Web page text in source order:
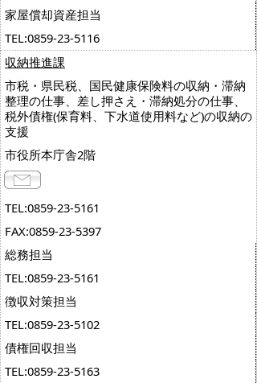
家屋償却資産担当
TEL:0859-23-5116
収納推進課
市税・県民税、国民健康保険料の収納・滞納
整理の仕事、差し押さえ・滞納処分の仕事、
税外債権(保育料、下水道使用料など)の収納の
支援
市役所本庁舎2階
TEL:0859-23-5161
FAX:0859-23-5397
総務担当
TEL:0859-23-5161
徴収対策担当
TEL:0859-23-5102
債権回収担当
TEL:0859-23-5163